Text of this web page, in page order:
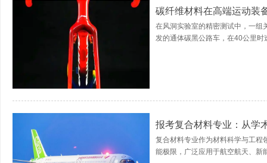
碳纤维材料在高端运动装
在风洞实验室的精密测试中，一组
发的通体碳黑公路车，在40公里
报考复合材料专业：从学
复合材料专业作为材料科学与工程
能极限，广泛应用于航空航天、新